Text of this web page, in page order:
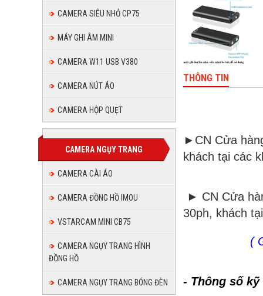
CAMERA SIÊU NHỎ CP75
MÁY GHI ÂM MINI
CAMERA W11 USB V380
CAMERA NÚT ÁO
CAMERA HỘP QUẸT
CAMERA NGỤY TRANG
CAMERA CÀI ÁO
CAMERA ĐỒNG HỒ IMOU
VSTARCAM MINI CB75
CAMERA NGỤY TRANG HÌNH
ĐỒNG HỒ
CAMERA NGỤY TRANG BÓNG ĐÈN
SIÊU
NHỎ
THÔNG TIN
►CN Cửa
khách tại các
► CN Cửa
30ph, khách
(
- Thông số